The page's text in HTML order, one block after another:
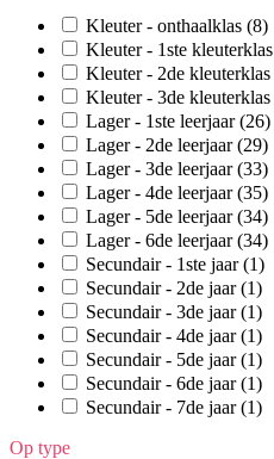
Kleuter - onthaalklas (8)
Kleuter - 1ste kleuterklas
Kleuter - 2de kleuterklas
Kleuter - 3de kleuterklas
Lager - 1ste leerjaar(26)
Lager - 2de leerjaar(29)
Lager - 3de leerjaar(33)
Lager - 4de leerjaar(35)
Lager - 5de leerjaar(34)
Lager - 6de leerjaar(34)
Secundair - 1ste jaar(1)
Secundair - 2de jaar(1)
Secundair - 3de jaar(1)
Secundair - 4de jaar(1)
Secundair - 5de jaar(1)
Secundair - 6de jaar(1)
Secundair - 7de jaar(1)
Op type